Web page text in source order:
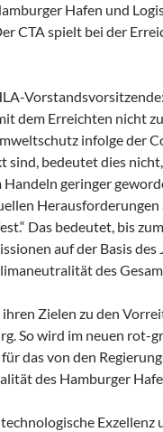
Hafen und
CTA spielt bei der
dem Erreichten nicht
infolge der
sind, bedeutet dies
geringer
Herausforderungen
Das bedeutet, bis
auf der Basis des
des
Zielen zu den
So wird im neuen rot-
das von den
des Hamburger
Exzellenz